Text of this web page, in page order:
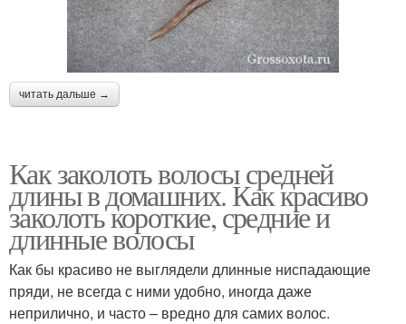
читать дальше →
Как заколоть волосы средней
длины в домашних. Как красиво
заколоть короткие, средние и
длинные волосы
Как бы красиво не выглядели длинные ниспадающие
пряди, не всегда с ними удобно, иногда даже
неприлично, и часто – вредно для самих волос.